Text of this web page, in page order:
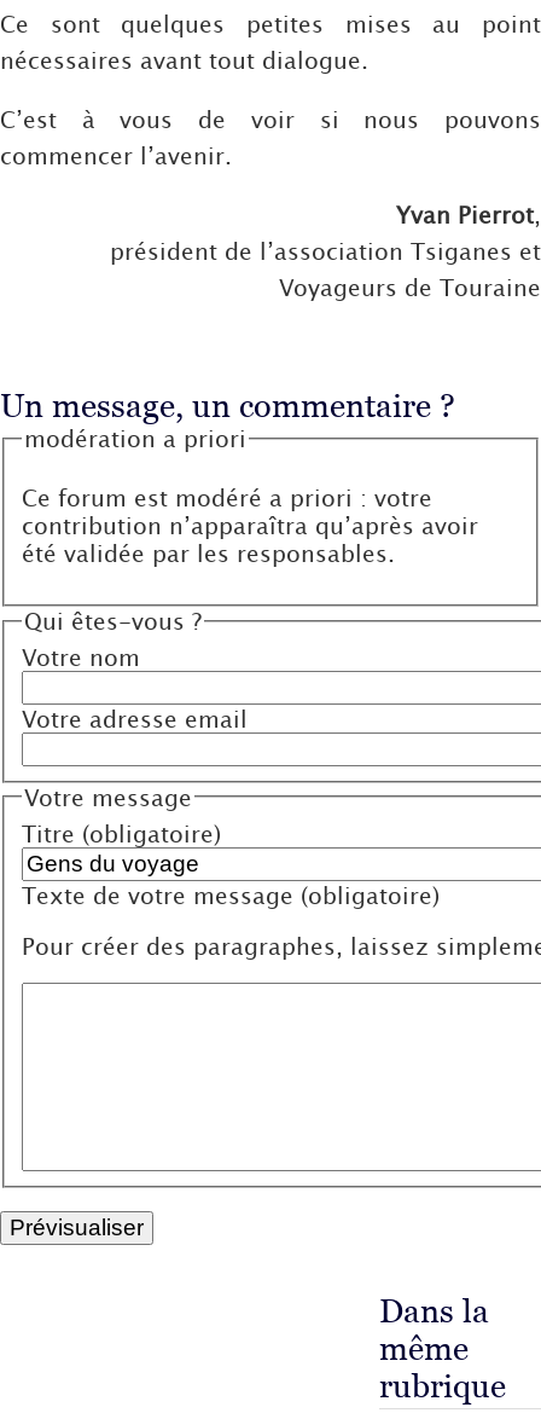
Ce sont quelques petites mises au point
nécessaires avant tout dialogue.
C’est à vous de voir si nous pouvons
commencer l’avenir.
Yvan Pierrot,
président de l’association Tsiganes et
Voyageurs de Touraine
Un message, un commentaire ?
modération a priori
Ce forum est modéré a priori : votre
contribution n’apparaîtra qu’après avoir
été validée par les responsables.
Qui êtes-vous ?
Votre nom
Votre adresse email
Votre message
Titre (obligatoire)
Texte de votre message (obligatoire)
Pour créer des paragraphes, laissez
Dans la
même
rubrique